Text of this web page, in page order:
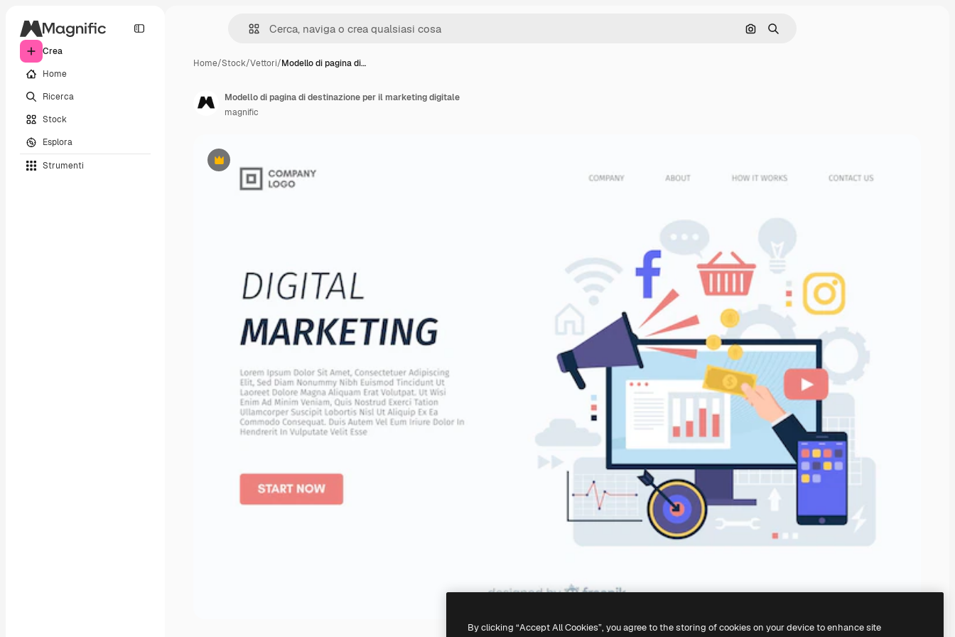
Crea
Home
Ricerca
Stock
Esplora
Strumenti
Cerca per immagine
Ricerca
Home/Stock/Vettori/Modello di pagina di…
Premium
Modello di pagina di destinazione per il marketing digitale
magnific
By clicking “Accept All Cookies”, you agree to the storing of cookies on your device to enhance site